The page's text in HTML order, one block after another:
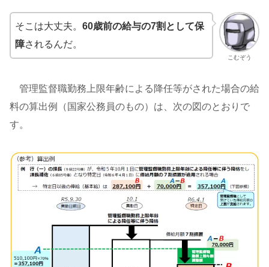
こむぞう
そこは大丈夫。 60歳前の給与の7割として保
障されるんだ。
管理監督職勤務上限年齢による降任等がされた場合の給
料の算出例（国家公務員のもの）は、次の図のとおりで
す。